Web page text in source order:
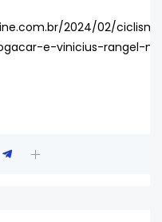
2024/02/
e-vinicius-rangel-